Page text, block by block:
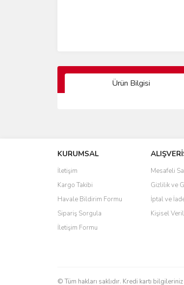
Ürün Bilgisi
Ürün resmi kalitesiz, bozuk veya
Ürün açıklamasında eksik bilgiler
Ürün bilgilerinde hatalar bulunuyor.
Ürün fiyatı diğer sitelerden daha
Bu ürüne benzer farklı alternatifler
KURUMSAL
İletişim
Kargo Takibi
Havale Bildirim Formu
Sipariş Sorgula
İletişim Formu
Mesafeli
Gizlilik ve
İptal ve
Kişisel
© Tüm hakları saklıdır. Kredi kartı